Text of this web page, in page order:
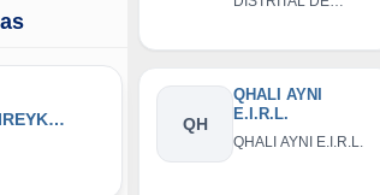
INNOVESTPERU MIREYKA GROUP SAC QH
QHALI AYNI
E.I.R.L.
QHALI AYNI E.I.R.L.